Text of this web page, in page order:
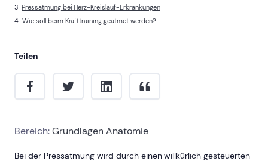
Pressatmung bei Herz-Kreislauf-Erkrankungen
Wie soll beim Krafttraining geatmet werden?
Teilen
Bereich:Grundlagen Anatomie
Bei der Pressatmung wird durch einen willkürlich gesteuerten